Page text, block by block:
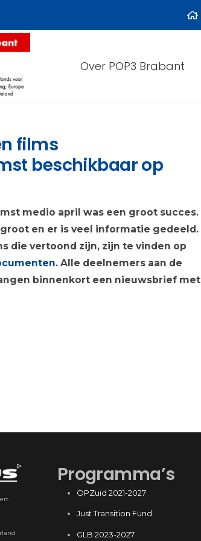
Over POP3 Brabant
films
beschikbaar op
medio april was een groot succes.
en er is veel informatie gedeeld.
die vertoond zijn, zijn te vinden op
Alle deelnemers aan de
binnenkort een nieuwsbrief met
Programma’s
OPZuid 2021-2027
Just Transition Fund
GLB 2023-2027